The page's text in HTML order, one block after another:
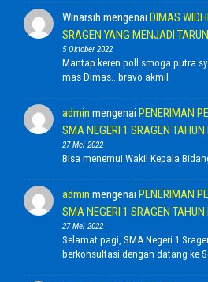
Winarsih mengenai DIMAS
SRAGEN YANG MENJADI
5 Oktober 2022
Mantap keren poll smoga putra
mas Dimas...bravo akmil
admin mengenai PENERIMAN
SMA NEGERI 1 SRAGEN
27 Mei 2022
Bisa menemui Wakil Kepala
admin mengenai PENERIMAN
SMA NEGERI 1 SRAGEN
27 Mei 2022
Selamat pagi, SMA Negeri 1
berkonsultasi dengan datang ke